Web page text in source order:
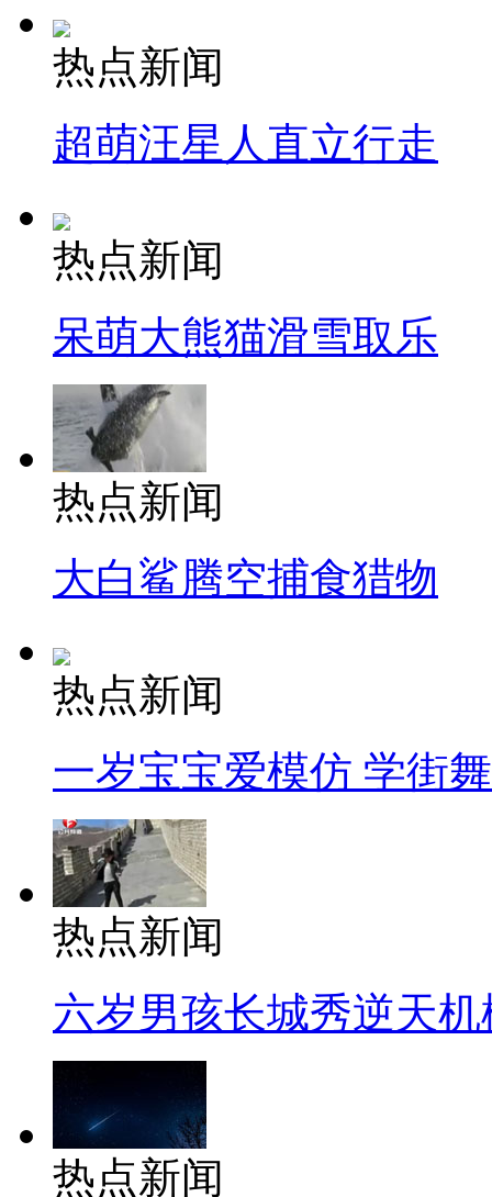
热点新闻
超萌汪星人直立行走
热点新闻
呆萌大熊猫滑雪取乐
热点新闻
大白鲨腾空捕食猎物
热点新闻
一岁宝宝爱模仿 学街
热点新闻
六岁男孩长城秀逆天机
热点新闻